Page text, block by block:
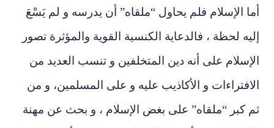
أما الإسلام فلم يحاول “ملقاه” أن يدرسه و لم يَسْعَ
إليه لحظة ، فالدعاية الكنسية القوية والمؤثرة تصور
الإسلام على أنه دين المتخلفين و تنسب العديد من
الافتراءات و الأكاذيب عليه و على المسلمين، و من
ثم كبر “ملقاه” على بغض الإسلام ، و بحث عن مهنة